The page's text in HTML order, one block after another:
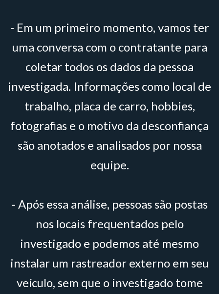
- Em um primeiro momento, vamos ter
uma conversa com o contratante para
coletar todos os dados da pessoa
investigada. Informações como local de
trabalho, placa de carro, hobbies,
fotografias e o motivo da desconfiança
são anotados e analisados por nossa
equipe.
- Após essa análise, pessoas são postas
nos locais frequentados pelo
investigado e podemos até mesmo
instalar um rastreador externo em seu
veículo, sem que o investigado tome